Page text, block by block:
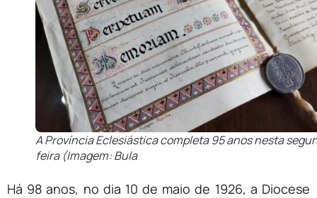
A Província Eclesiástica completa 95 anos nesta
feira (Imagem: Bula
Há 98 anos, no dia 10 de maio de 1926, a Diocese